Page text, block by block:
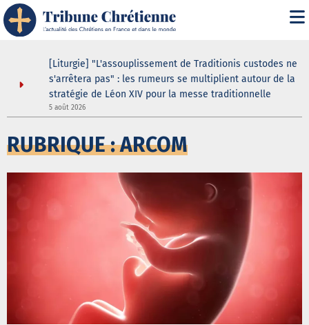
[Liturgie] "L'assouplissement de Traditionis custodes ne
s'arrêtera pas" : les rumeurs se multiplient autour de la
stratégie de Léon XIV pour la messe traditionnelle
5 août 2026
RUBRIQUE : ARCOM